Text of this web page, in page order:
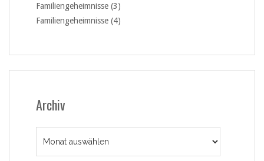
Familiengeheimnisse (3)
Familiengeheimnisse (4)
Archiv